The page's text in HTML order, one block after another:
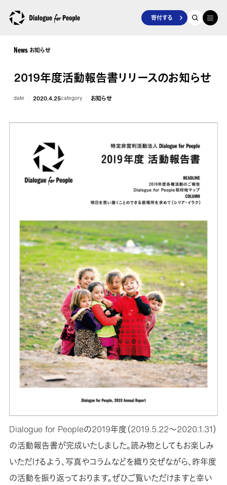
寄付する
News お知らせ
2019年度活動報告書リリースのお知らせ
date 2020.4.25category お知らせ
Dialogue for Peopleの2019年度（2019.5.22〜2020.1.31）
の活動報告書が完成いたしました。読み物としてもお楽しみ
いただけるよう、写真やコラムなどを織り交ぜながら、昨年度
の活動を振り返っております。ぜひご覧いただけますと幸い